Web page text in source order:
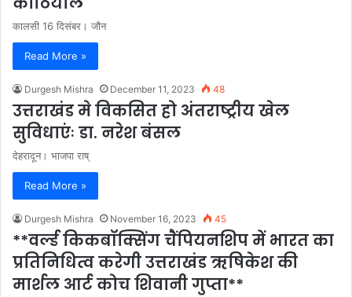
कालसी 16 दिसंबर। जौन
Read More »
Durgesh Mishra December 11, 2023 48
उत्तराखंड मे विकसित हो अंतराष्ट्रीय खेल
सुविधाएंः डा. नरेश बंसल
देहरादून। भाजपा राष्
Read More »
Durgesh Mishra November 16, 2023 45
**वर्ल्ड किकबॉक्सिंग चैंपियनशिप में भारत का
प्रतिनिधित्व करेगी उत्तराखंड ऋषिकेश की
मार्शल आर्ट कोच शिवानी गुप्ता**